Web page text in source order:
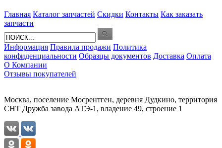
Главная Каталог запчастей Скидки Контакты Как заказать
запчасти
Информация Правила продажи Политика
конфиденциальности Образцы документов Доставка Оплата
О Компании
Отзывы покупателей
Москва, поселение Мосрентген, деревня Дудкино, территория
СНТ Дружба завода АТЭ-1, владение 49, строение 1